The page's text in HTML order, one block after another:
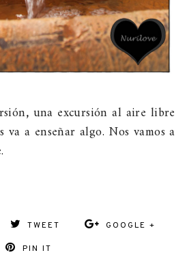
, una excursión al aire libre
a enseñar algo. Nos vamos a
TWEET GOOGLE +
PIN IT